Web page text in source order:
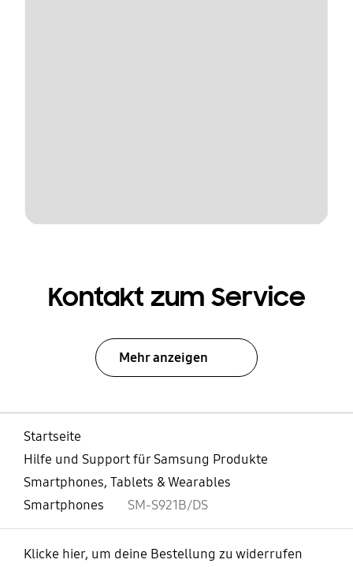
Kontakt zum Service
Mehr anzeigen
Startseite
Hilfe und Support für Samsung Produkte
Smartphones, Tablets & Wearables
Smartphones
SM-S921B/DS
Klicke hier, um deine Bestellung zu widerrufen